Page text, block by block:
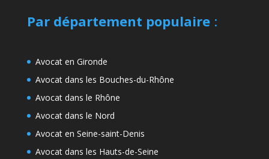
Par département populaire:
Avocat en Gironde
Avocat dans les Bouches-du-Rhône
Avocat dans le Rhône
Avocat dans le Nord
Avocat en Seine-saint-Denis
Avocat dans les Hauts-de-Seine